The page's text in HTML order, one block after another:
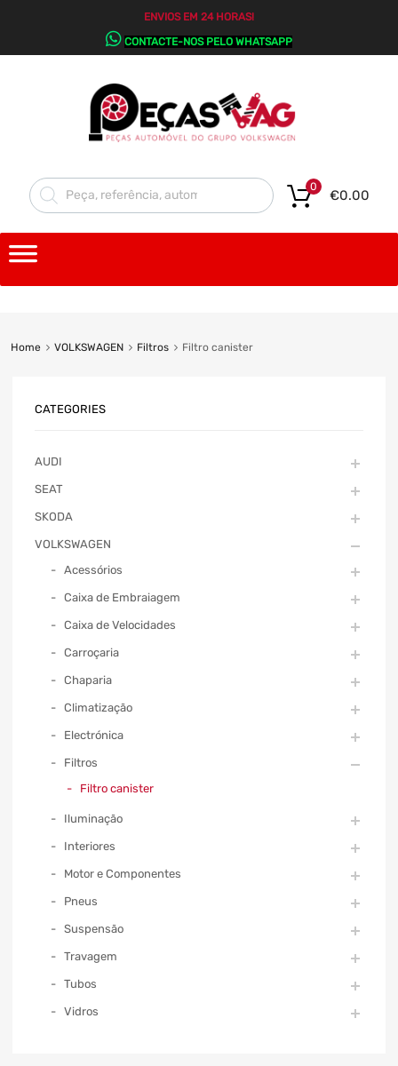
ENVIOS EM 24 HORAS!
CONTACTE-NOS PELO WHATSAPP
€0.00
0
Home VOLKSWAGEN Filtros Filtro canister
CATEGORIES
AUDI
SEAT
SKODA
VOLKSWAGEN
Acessórios
Caixa de Embraiagem
Caixa de Velocidades
Carroçaria
Chaparia
Climatização
Electrónica
Filtros
Filtro canister
Iluminação
Interiores
Motor e Componentes
Pneus
Suspensão
Travagem
Tubos
Vidros